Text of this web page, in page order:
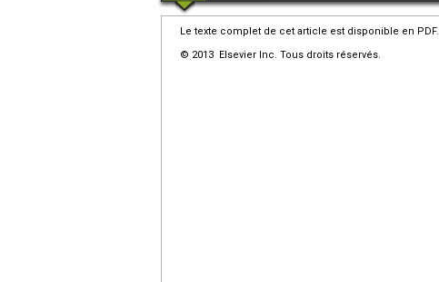
Le texte complet de cet article est disponible en PDF.
© 2013 Elsevier Inc. Tous droits réservés.